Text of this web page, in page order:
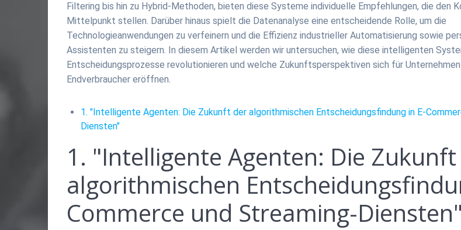
Filtering bis hin zu Hybrid-Methoden, bieten diese Systeme individuelle Empfehlungen, die den
Mittelpunkt stellen. Darüber hinaus spielt die Datenanalyse eine entscheidende Rolle, um die
Technologieanwendungen zu verfeinern und die Effizienz industrieller Automatisierung sowie
Assistenten zu steigern. In diesem Artikel werden wir untersuchen, wie diese intelligenten
Entscheidungsprozesse revolutionieren und welche Zukunftsperspektiven sich für Unternehmen
Endverbraucher eröffnen.
1. "Intelligente Agenten: Die Zukunft der algorithmischen Entscheidungsfindung in E-
Diensten"
1. "Intelligente Agenten: Die
algorithmischen
Commerce und Streaming-Diensten"